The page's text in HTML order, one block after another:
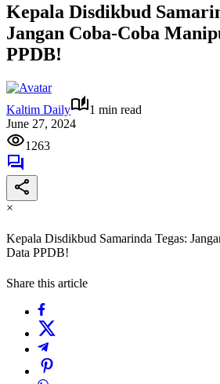
Kepala Disdikbud
Jangan Coba-Coba
PPDB!
Kaltim Daily
1 min read
June 27, 2024
1263
×
Kepala Disdikbud Samarinda Tegas:
Data PPDB!
Share this article